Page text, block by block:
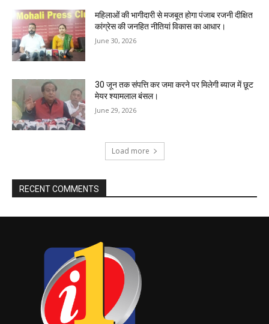
महिलाओं की भागीदारी से मजबूत होगा पंजाब रजनी दीक्षित
कांग्रेस की जनहित नीतियां विकास का आधार।
June 30, 2026
30 जून तक संपत्ति कर जमा करने पर मिलेगी ब्याज में छूट
मेयर श्यामलाल बंसल।
June 29, 2026
Load more
RECENT COMMENTS